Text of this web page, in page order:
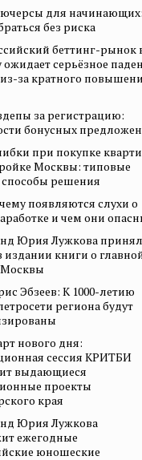
для начинающих:
без риска
беттинг-рынок
ожидает серьёзное
за кратного
за регистрацию:
бонусных
при покупке
Москвы: типовые
способы решения
появляются слухи о
и чем они
Юрия Лужкова принял
издании книги о
Эбзеев: К 1000-летию
региона будут
нового дня:
сессия КРИТБИ
выдающиеся
проекты
края
Юрия Лужкова
ежегодные
юношеские